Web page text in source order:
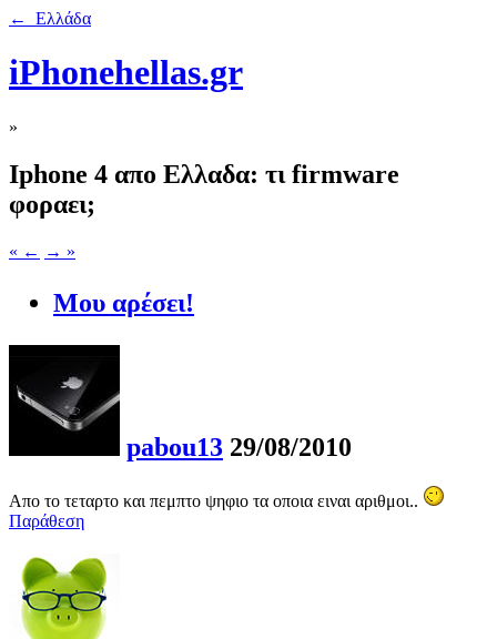
← Ελλάδα
iPhonehellas.gr
»
Iphone 4 απο Ελλαδα: τι firmware
φοραει;
« ← → »
Μου αρέσει!
pabou13 29/08/2010
Aπο το τεταρτο και πεμπτο ψηφιο τα οποια ειναι αριθμοι..
Παράθεση